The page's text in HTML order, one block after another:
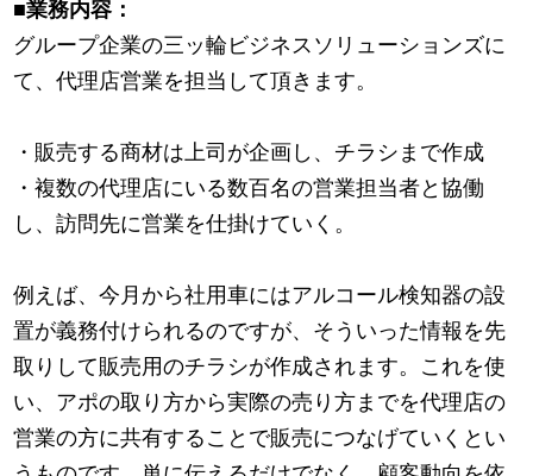
■業務内容：
グループ企業の三ッ輪ビジネスソリューションズに
て、代理店営業を担当して頂きます。
・販売する商材は上司が企画し、チラシまで作成
・複数の代理店にいる数百名の営業担当者と協働
し、訪問先に営業を仕掛けていく。
例えば、今月から社用車にはアルコール検知器の設
置が義務付けられるのですが、そういった情報を先
取りして販売用のチラシが作成されます。これを使
い、アポの取り方から実際の売り方までを代理店の
営業の方に共有することで販売につなげていくとい